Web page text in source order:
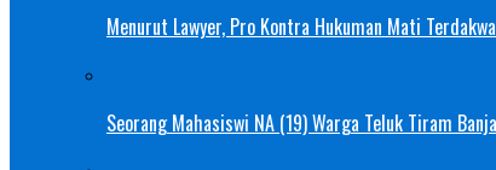
Menurut Lawyer, Pro Kontra Hukuman Mati
Seorang Mahasiswi NA (19) Warga Teluk Tiram